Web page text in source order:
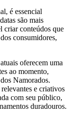
é essencial
são mais
criar conteúdos que
consumidores,
oferecem uma
ao momento,
Namorados.
e criativos
com seu público,
duradouros.